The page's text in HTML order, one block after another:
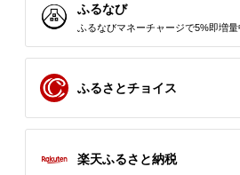
ふるなび
ふるなびマネーチャージで5%即増量
ふるさとチョイス
楽天ふるさと納税